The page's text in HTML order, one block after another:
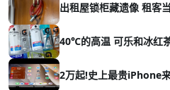
出租屋锁柜藏遗像 租客
40℃的高温 可乐和冰红
2万起!史上最贵iPhone